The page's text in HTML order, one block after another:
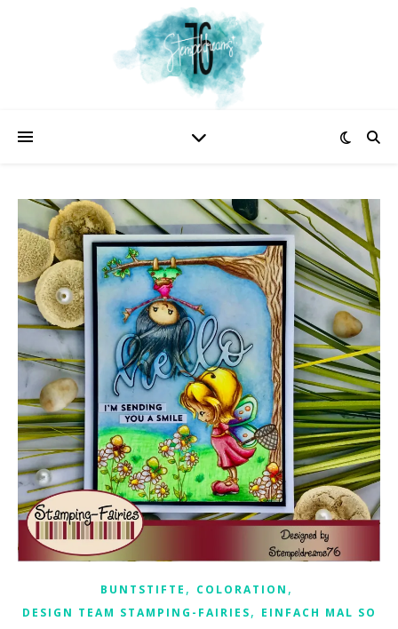
BUNTSTIFTE , COLORATION ,
DESIGN TEAM STAMPING-FAIRIES, EINFACH MAL SO